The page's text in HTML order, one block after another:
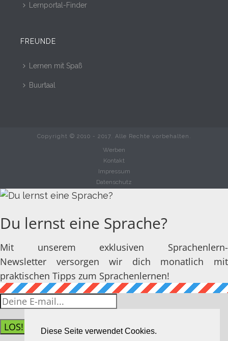
Diese Seite verwendet Cookies.
Lernportal-Finder
FREUNDE
Lernen mit Spaß
Buurtaal
Copyright © 2010 - 2017. Alle Rechte vorbehalten.
Werben
Kontakt
Impressum
Datenschutz
Du lernst eine Sprache?
Mit unserem exklusiven Sprachenlern-
Newsletter versorgen wir dich monatlich mit
praktischen Tipps zum Sprachenlernen!
LOS!